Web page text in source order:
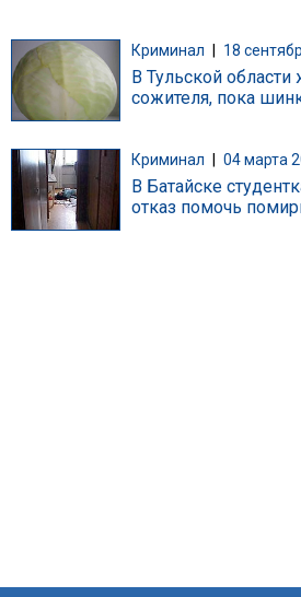
Криминал 18
В Тульской
сожителя, пока
Криминал 04 марта
В Батайске
отказ помочь